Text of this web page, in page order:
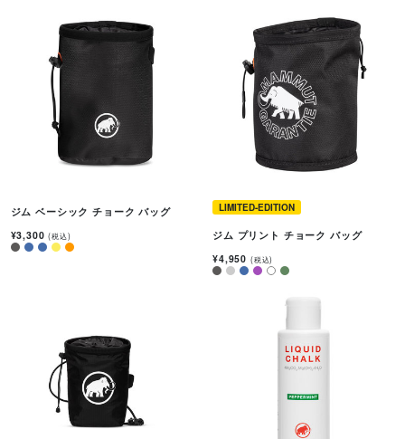
ジム ベーシック チョーク バッグ
¥3,300(税込)
LIMITED-EDITION
ジム プリント チョーク バッグ
¥4,950 (税込)